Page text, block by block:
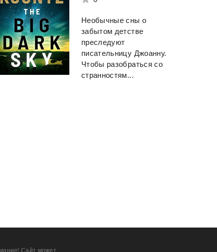
Необычные сны о
забытом детстве
преследуют
писательницу Джоанну.
Чтобы разобраться со
странностям...
Сайт может